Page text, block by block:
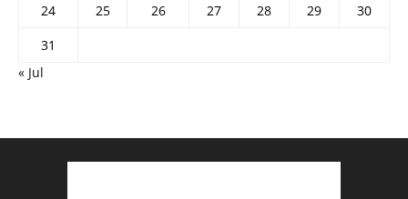
24
25 26 27 28 29
30
31
« Jul